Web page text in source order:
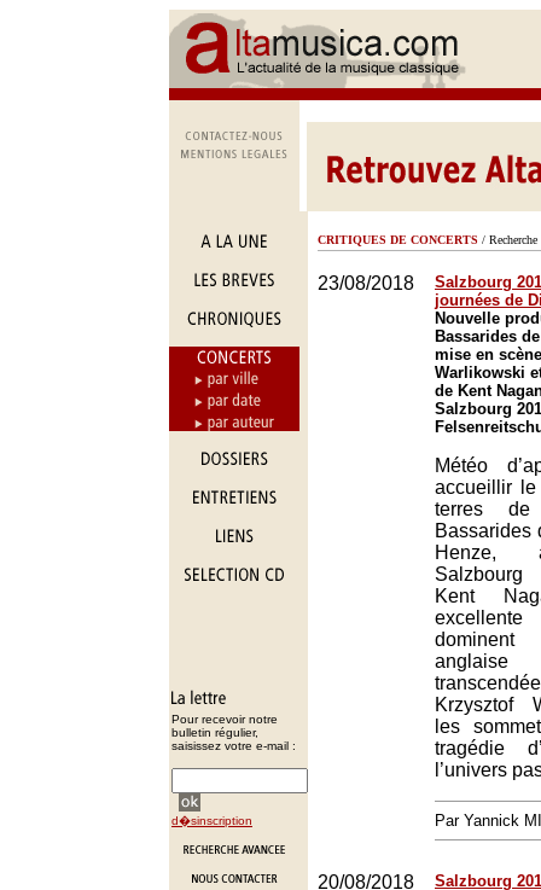
Pour recevoir notre
bulletin régulier,
saisissez votre e-mail :
d�sinscription
CRITIQUES DE CONCERTS / Recherche
23/08/2018
Salzbourg
journées de
Nouvelle
Bassarides
mise en
Warlikowski
de Kent
Salzbourg
Météo
accueillir
terres de
Bassarides
Henze,
Kent
anglaise
Krzysztof
les
tragédie
l’univers
Par Yannick
20/08/2018
Salzbourg